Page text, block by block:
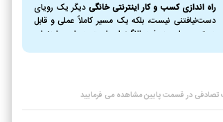
راه اندازی کسب و کار اینترنتی خانگیدیگر یک رویای
دست‌نیافتنی نیست، بلکه یک مسیر کاملاً عملی و قابل
دسترس برای هر فرد باانگیزه‌ای است. در این راهنمای
تصادفی در قسمت پایین مشاهده می فرمایید